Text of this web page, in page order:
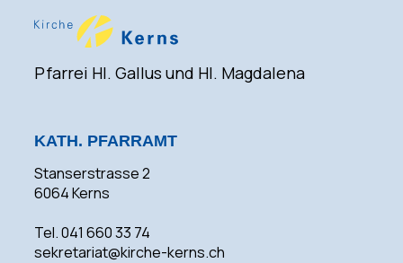
Pfarrei Hl. Gallus und Hl. Magdalena
KATH. PFARRAMT
Stanserstrasse 2
6064 Kerns
Tel. 041 660 33 74
sekretariat@kirche-kerns.ch